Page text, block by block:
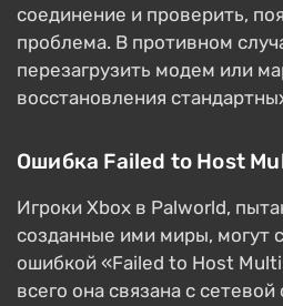
соединение и проверить,
проблема. В противном
перезагрузить модем или
восстановления
Ошибка Failed to Host
Игроки Xbox в Palworld,
созданные ими миры, могут
ошибкой «Failed to Host
всего она связана с сетевой